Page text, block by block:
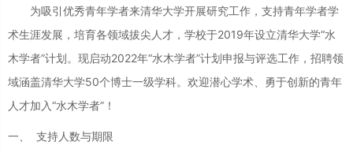
为吸引优秀青年学者来清华大学开展研究工作，支持青年学者学
术生涯发展，培育各领域拔尖人才，学校于2019年设立清华大学“水
木学者”计划。现启动2022年“水木学者”计划申报与评选工作，招聘领
域涵盖清华大学50个博士一级学科。欢迎潜心学术、勇于创新的青年
人才加入“水木学者”！
一、 支持人数与期限